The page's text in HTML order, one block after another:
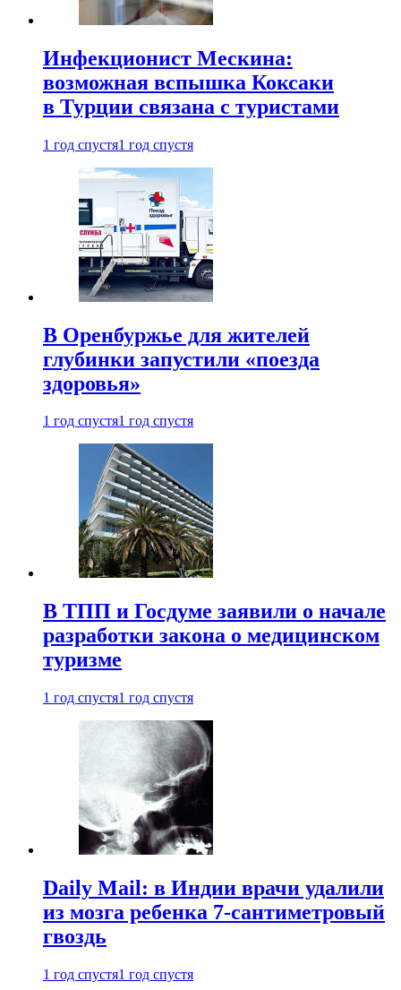
Инфекционист Мескина:
возможная вспышка Коксаки
в Турции связана с туристами
1 год спустя1 год спустя
В Оренбуржье для жителей
глубинки запустили «поезда
здоровья»
1 год спустя1 год спустя
В ТПП и Госдуме заявили о начале
разработки закона о медицинском
туризме
1 год спустя1 год спустя
Daily Mail: в Индии врачи удалили
из мозга ребенка 7-сантиметровый
гвоздь
1 год спустя1 год спустя